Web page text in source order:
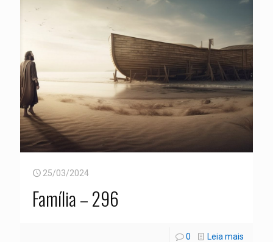
25/03/2024
Família – 296
0 Leia mais